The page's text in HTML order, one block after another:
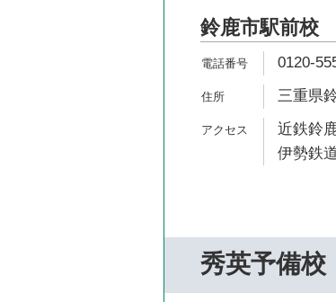
鈴鹿市駅前校
0120-
三重県
近鉄鈴
伊勢鉄
秀英予備校